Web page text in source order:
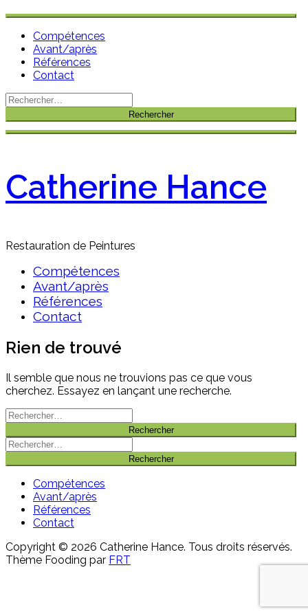
Compétences
Avant/après
Références
Contact
Rechercher :
Aller
Catherine Hance
Restauration de Peintures
Compétences
Avant/après
Références
Contact
Rien de trouvé
Il semble que nous ne trouvions pas ce que vous
cherchez. Essayez en lançant une recherche.
Rechercher :
Rechercher :
Compétences
Avant/après
Références
Contact
Copyright © 2026 Catherine Hance. Tous droits réservés.
Thème Fooding par FRT